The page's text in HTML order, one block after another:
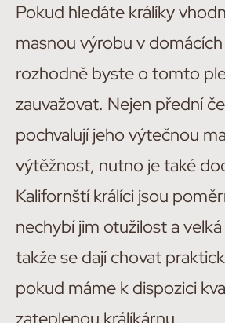
Pokud hledáte králíky
masnou výrobu v
rozhodně byste o tomto
zauvažovat. Nejen přední
pochvalují jeho výtečnou
výtěžnost, nutno je také
Kalifornští králíci jsou
nechybí jim otužilost a
takže se dají chovat
pokud máme k dispozici